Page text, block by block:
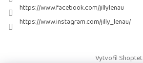
https://www.facebook.com/jillylenau
https://www.instagram.com/jilly_lenau/
Vytvořil Shoptet